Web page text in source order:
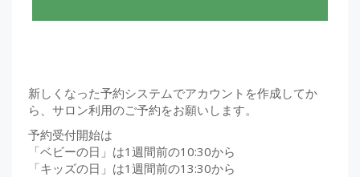
新しくなった予約システムでアカウントを作成してか
ら、サロン利用のご予約をお願いします。
予約受付開始は
「ベビーの日」は1週間前の10:30から
「キッズの日」は1週間前の13:30から